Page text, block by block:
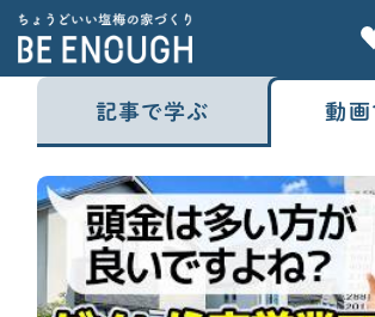
重要記事一覧を見る
記事で学ぶ 動画